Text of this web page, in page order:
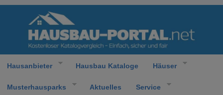
Hausanbieter Hausbau Kataloge Häuser
Musterhausparks Aktuelles Service